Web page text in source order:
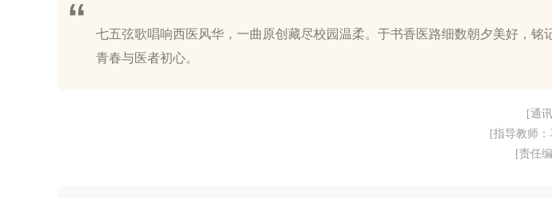
七五弦歌唱响西医风华，一曲原创藏尽校园温柔。于书香医路细数朝夕美好，铭
[通
[指导教师
[责任